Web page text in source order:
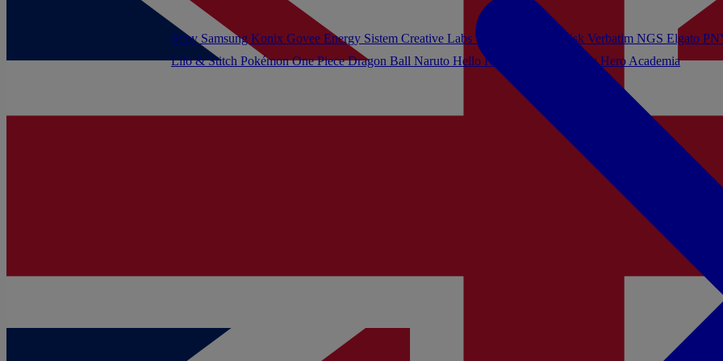
Lilo & Stitch PokémonOne PieceDragon Ball Naruto Hello Kitty My Hero Academia
Sony Samsung Konix Govee Energy Sistem Creative Labs Turtle Beach Sandisk Verbatim NGS Elgato